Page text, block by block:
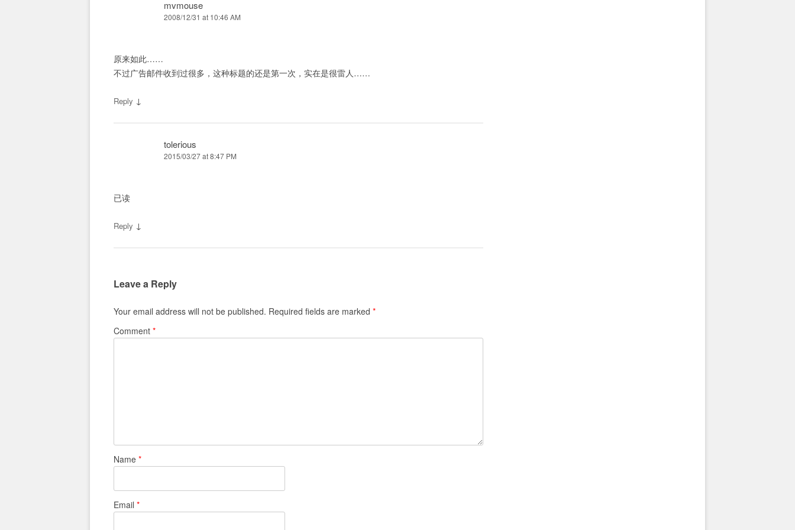
mvmouse
2008/12/31 at 10:46 AM
原来如此……
不过广告邮件收到过很多，这种标题的还是第一次，实在是很雷人……
Reply ↓
tolerious
2015/03/27 at 8:47 PM
已读
Reply ↓
Leave a Reply
Your email address will not be published. Required fields are marked *
Comment *
Name *
Email *